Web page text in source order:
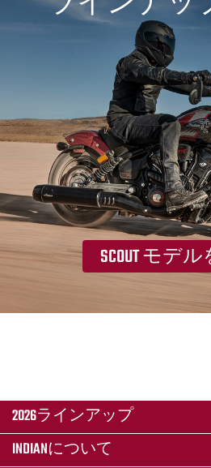
SCOUT モデ
2026ラインアップ
INDIANについて